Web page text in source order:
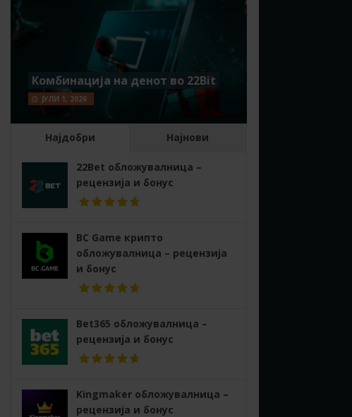
Комбинација на денот во 22Bit
ЈУЛИ 1, 2026
Најдобри Најнови
22Bet обложувалница –
рецензија и бонус
BC Game крипто
обложувалница – рецензија
и бонус
Bet365 обложувалница –
рецензија и бонус
Kingmaker обложувалница –
рецензија и бонус